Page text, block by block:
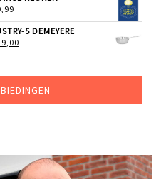
IS:
€29,99.
5 DEMEYERE